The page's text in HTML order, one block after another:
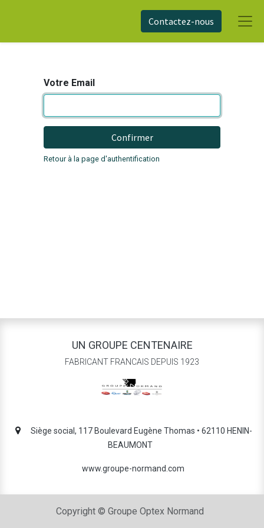
Contactez-nous
Votre Email
Confirmer
Retour à la page d'authentification
UN GROUPE CENTENAIRE
FABRICANT FRANCAIS DEPUIS 1923
Siège social, 117 Boulevard Eugène Thomas • 62110 HENIN-
BEAUMONT
www.groupe-normand.com
Copyright © Groupe Optex Normand